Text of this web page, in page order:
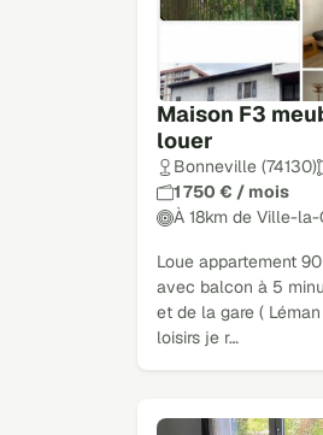
Maison F3
louer
Bonneville (74130)
1 750 € / mois
À 18km de Ville-la-
Loue appartement
avec balcon à 5
et de la gare (
loisirs je r…